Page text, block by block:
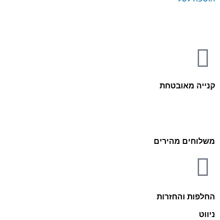
קנייה מאובטחת
משלוחים מהירים
החלפות והחזרות
ניווט